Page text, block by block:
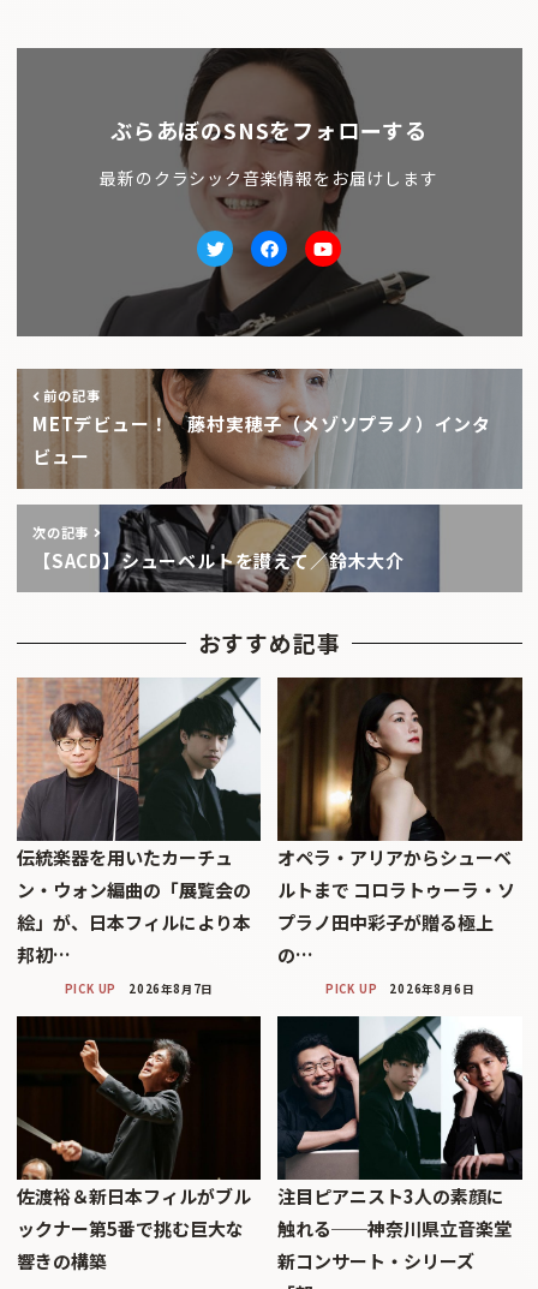
ぶらあぼのSNSをフォローする
最新のクラシック音楽情報をお届けします
TwitterfacebookYoutube
前の記事
METデビュー！ 藤村実穂子（メゾソプラノ）インタ
ビュー
次の記事
【SACD】シューベルトを讃えて／鈴木大介
おすすめ記事
伝統楽器を用いたカーチュ
ン・ウォン編曲の「展覧会の
絵」が、日本フィルにより本
邦初…
PICK UP 2026年8月7日
オペラ・アリアからシューベ
ルトまで コロラトゥーラ・ソ
プラノ田中彩子が贈る極上
の…
PICK UP 2026年8月6日
佐渡裕＆新日本フィルがブル
ックナー第5番で挑む巨大な
響きの構築
注目ピアニスト3人の素顔に
触れる──神奈川県立音楽堂
新コンサート・シリーズ